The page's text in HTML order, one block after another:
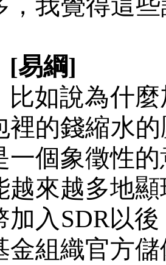
[易綱]
比如說為什
裡的錢縮水
一個象徵性
越來越多地
加入SDR以
金組織官方